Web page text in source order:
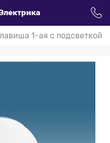
1-ая с подсветкой